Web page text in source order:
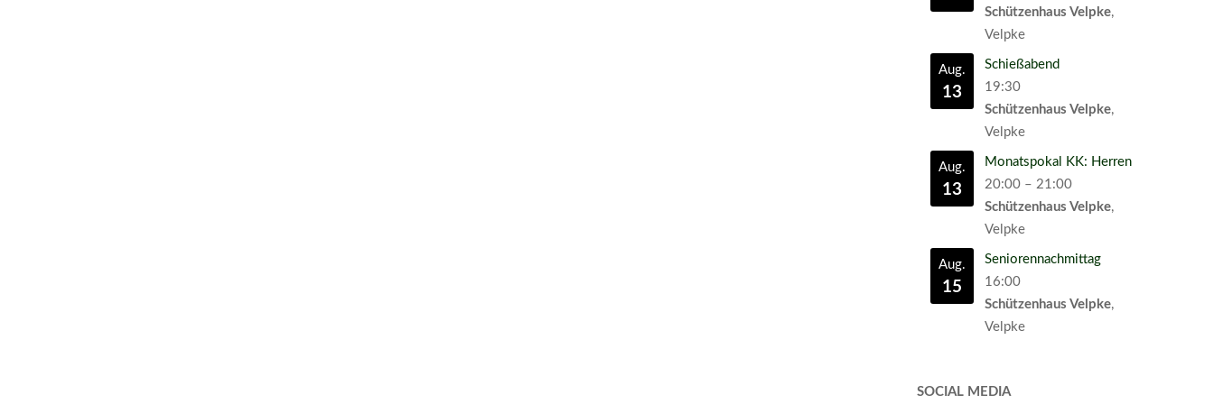
Schützenhaus Velpke,
Velpke
Aug.
13
Schießabend
19:30
Schützenhaus Velpke,
Velpke
Aug.
13
Monatspokal KK: Herren
20:00 – 21:00
Schützenhaus Velpke,
Velpke
Aug.
15
Seniorennachmittag
16:00
Schützenhaus Velpke,
Velpke
SOCIAL MEDIA